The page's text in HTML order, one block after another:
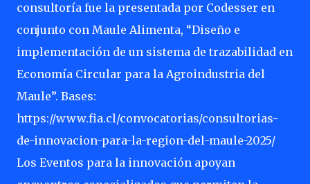
consultoría fue la presentada por Codesser en
conjunto con Maule Alimenta, “Diseño e
implementación de un sistema de trazabilidad en
Economía Circular para la Agroindustria del
Maule”. Bases:
https://www.fia.cl/convocatorias/consultorias-
de-innovacion-para-la-region-del-maule-2025/
Los Eventos para la innovación apoyan